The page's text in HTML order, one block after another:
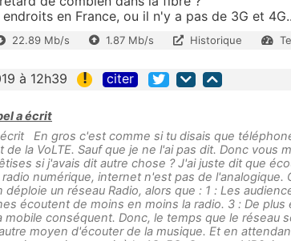
en France, ou il n'y a pas de 3G et
22.89 Mb/s 1.87 Mb/s Historique
à 12h39 ! citer
a écrit
En gros c'est comme si tu disais que
de la VoLTE. Sauf que je ne l'ai pas dit. Donc vous
si j'avais dit autre chose ? J'ai juste dit que
numérique, internet n'est pas de l'analogique.
déploie un réseau Radio, alors que : 1 : Les
écoutent de moins en moins la radio. 3 : De
mobile conséquent. Donc, le temps que le réseau
moyen d'écouter de la musique. Et en